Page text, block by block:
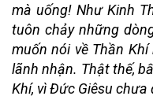
mà uống! Như Kinh
tuôn chảy những
muốn nói về Thần
lãnh nhận. Thật thế,
Khí, vì Đức Giêsu chưa